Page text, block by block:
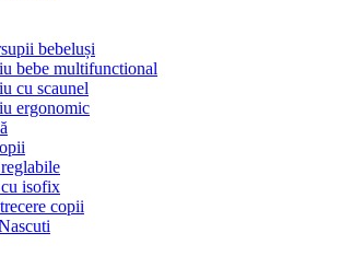
bebeluși
bebe multifunctional
cu scaunel
ergonomic
cu isofix
copii